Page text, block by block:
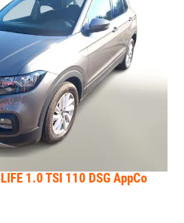
LIFE 1.0 TSI 110 DSG AppCo